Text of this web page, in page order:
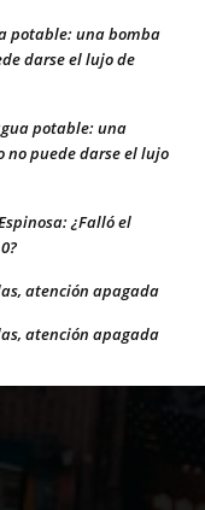
potable: una bomba
darse el lujo de
potable: una
no puede darse el lujo
¿Falló el
atención apagada
atención apagada